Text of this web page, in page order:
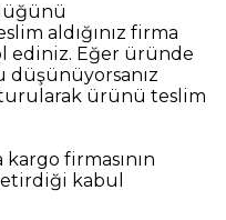
aldığınız firma
ediniz. Eğer üründe
düşünüyorsanız
ürünü teslim
firmasının
kabul